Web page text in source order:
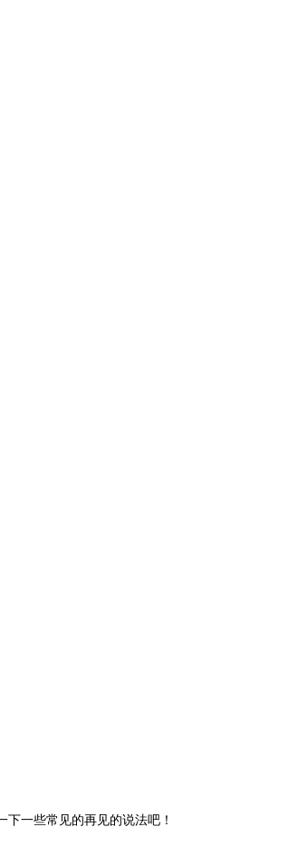
一些常见的再见的说法吧！